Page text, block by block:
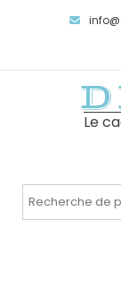
Le
Recherche